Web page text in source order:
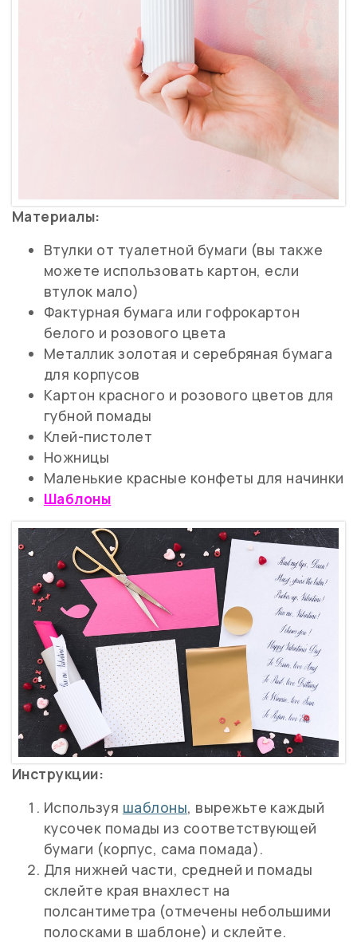
Материалы:
Втулки от туалетной бумаги (вы также
можете использовать картон, если
втулок мало)
Фактурная бумага или гофрокартон
белого и розового цвета
Металлик золотая и серебряная бумага
для корпусов
Картон красного и розового цветов для
губной помады
Клей-пистолет
Ножницы
Маленькие красные конфеты для начинки
Шаблоны
Инструкции:
Используя шаблоны, вырежьте каждый
кусочек помады из соответствующей
бумаги (корпус, сама помада).
Для нижней части, средней и помады
склейте края внахлест на
полсантиметра (отмечены небольшими
полосками в шаблоне) и склейте.